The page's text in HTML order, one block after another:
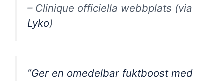
– Clinique officiella webbplats (via
Lyko)
”Ger en omedelbar fuktboost med